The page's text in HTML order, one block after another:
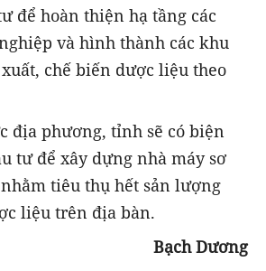
để hoàn thiện hạ tầng các
và hình thành các khu
chế biến dược liệu theo
địa phương, tỉnh sẽ có biện
tư để xây dựng nhà máy sơ
tiêu thụ hết sản lượng
liệu trên địa bàn.
Bạch Dương